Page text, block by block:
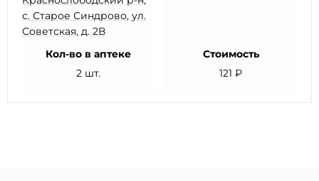
с. Старое Синдрово, ул.
Советская, д. 2В
Кол-во в аптеке
2 шт.
Стоимость
121 ₽